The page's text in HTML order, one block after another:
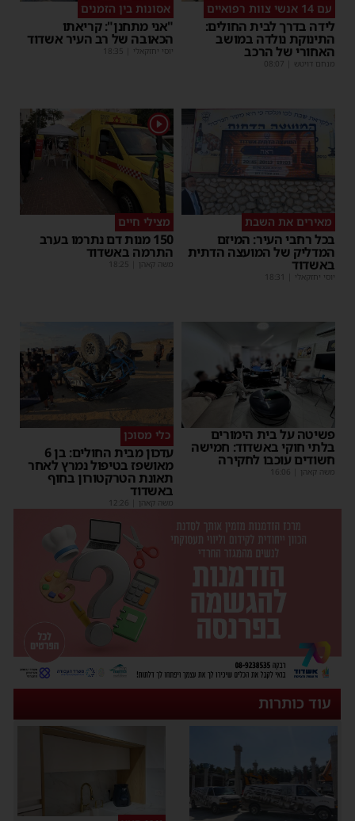
עם 14 אנשי צוות רפואיים
לידה בדרך לבית החולים:
התינוקת נולדה במושב
האחורי של הרכב
מנחם דויטש 08:07
אסונות בין הזמנים
"אני מתחנן": קריאתו
הכאובה של רב העיר אשדוד
יוסי יחזקאלי 18:35
מאירים את השבת
בכל רחבי העיר: המיזם
המדליק של המועצה הדתית
באשדוד
יוסי יחזקאלי 18:31
1
מצילי חיים
150 מנות דם נתרמו בערב
התרמה באשדוד
משה קאהן 18:25
פשיטה על בית הימורים
בלתי חוקי באשדוד: חמישה
חשודים עוכבו לחקירה
משה קאהן 16:06
כלי מסוכן
עדכון מבית החולים: בן 6
מאושפז בטיפול נמרץ לאחר
תאונת הטרקטורון בחוף
באשדוד
משה קאהן 12:26
עוד כותרות